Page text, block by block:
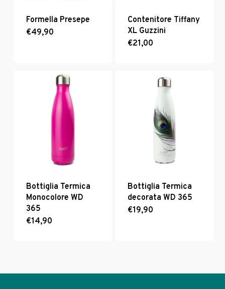
Formella Presepe
€49,90
Contenitore Tiffany
XL Guzzini
€21,00
più
varianti.
opzioni
possono
essere
scelte
nella
pagina
prodotto
Bottiglia Termica
Monocolore WD
365
€14,90
Bottiglia Termica
decorata WD 365
€19,90